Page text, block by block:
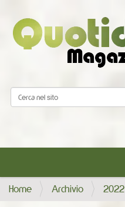
Cerca nel sito
Home Archivio 2022